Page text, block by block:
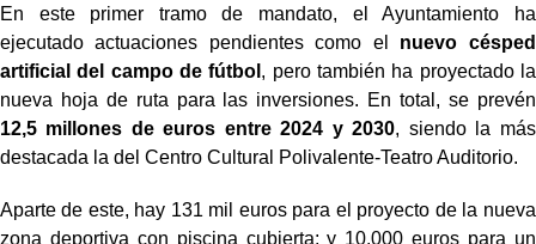
En este primer tramo de mandato, el Ayuntamiento ha
ejecutado actuaciones pendientes como el nuevo césped
artificial del campo de fútbol , pero también ha proyectado la
nueva hoja de ruta para las inversiones. En total, se prevén
12,5 millones de euros entre 2024 y 2030, siendo la más
destacada la del Centro Cultural Polivalente-Teatro Auditorio.
Aparte de este, hay 131 mil euros para el proyecto de la nueva
zona deportiva con piscina cubierta; y 10.000 euros para un